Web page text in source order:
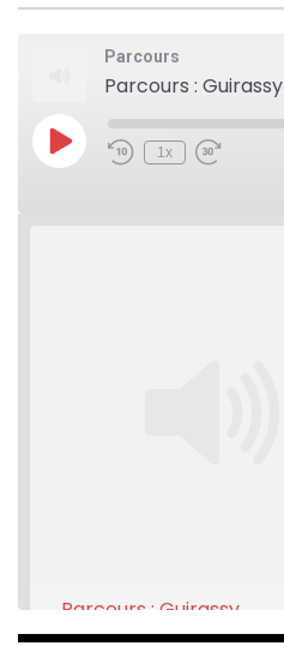
Parcours
Parcours : Guirassy
Play
Episode
Rewind
1x
Fast
Parcours : Guirassy
Feb 16, 2021 • 28:08